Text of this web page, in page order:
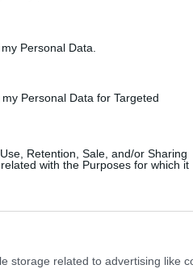
Personal Data.
Personal Data for Targeted
Retention, Sale, and/or Sharing
with the Purposes for which it
storage related to advertising like
Keret könyveit lopják a
Gólem kiadásban
irásainak